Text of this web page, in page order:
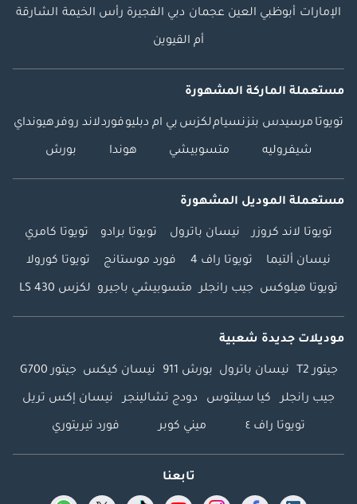
الإمارات أبوظبي العين عجمان دبي الفجيرة رأس الخيمة الشارقة
أم القيوين
مستعملة الماركة المشهورة
تويوتا مرسيدس بنزنسياملكزس بي ام دبليوفوردلاند روفرهيونداي
شيفروليه متسوبيشي هوندا بورش
مستعملة الموديل المشهورة
تويوتا لاند كروزر نيسان باترول تويوتا برادو تويوتا كامري
نيسان ألتيما تويوتا راف 4 فورد موستانج تويوتا كورولا
تويوتا هيلوكس جيب رانجلر متسوبيشي باجيرو لكزس LS 430
موديلات جديدة شعبية
جيتور T2 نيسان باترول بورش 911 نيسان كيكس جيتور G700
جيب رانجلر كيا سيلتوس دودج تشالينجر نيسان إكس تريل
تويوتا راف ٤ ميني كوبر فورد تيريتوري
تابعنا